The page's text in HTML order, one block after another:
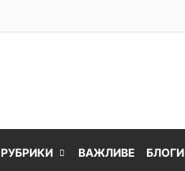
РУБРИКИ ВАЖЛИВЕ БЛОГИ